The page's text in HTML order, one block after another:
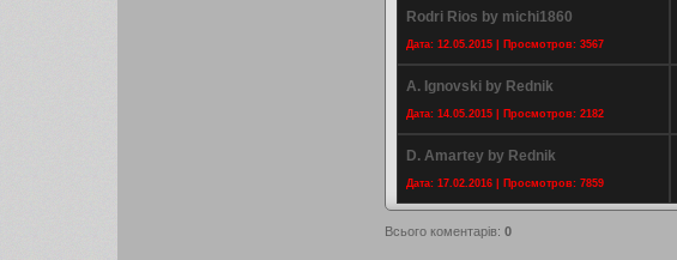
Rodri Rios by michi1860
Дата: 12.05.2015 | Просмотров: 3567
A. Ignovski by Rednik
Дата: 14.05.2015 | Просмотров: 2182
D. Amartey by Rednik
Дата: 17.02.2016 | Просмотров: 7859
Всього коментарів: 0